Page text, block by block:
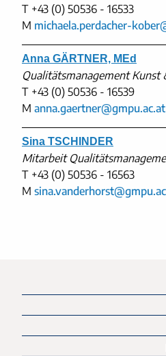
T +43 (0) 50536 - 16533
M michaela.perdacher-
Anna GÄRTNER, MEd
Qualitätsmanagement Kunst
T +43 (0) 50536 - 16539
M anna.gaertner@gmpu.ac.at
Sina TSCHINDER
Mitarbeit
T +43 (0) 50536 - 16563
M